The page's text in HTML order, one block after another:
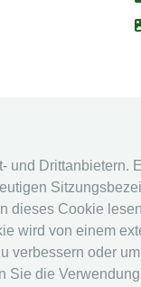
und Drittanbietern.
dieses Cookie
wird von einem
verbessern oder
Sie die